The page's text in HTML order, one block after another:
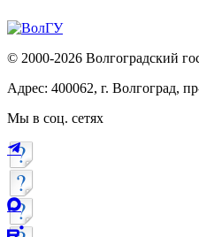
© 2000-2026 Волгоградский
Адрес: 400062, г. Волгоград,
Мы в соц. сетях